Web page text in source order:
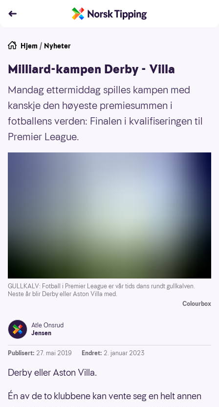
Hjem / Nyheter
Milliard-kampen Derby - Villa
Mandag ettermiddag spilles kampen med
kanskje den høyeste premiesummen i
fotballens verden: Finalen i kvalifiseringen til
Premier League.
GULLKALV: Fotball i Premier League er vår tids dans rundt gullkalven.
Neste år blir Derby eller Aston Villa med.
Colourbox
Atle Onsrud
Jensen
Publisert: 27. mai 2019 Endret: 2. januar 2023
Derby eller Aston Villa.
Én av de to klubbene kan vente seg en helt annen